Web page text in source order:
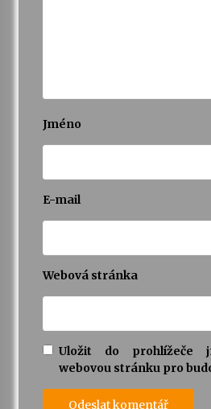
Jméno
E-mail
Webová stránka
Uložit do prohlížeče
webovou stránku pro